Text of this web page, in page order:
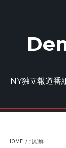
NY独立報道番
HOME / 北朝鮮